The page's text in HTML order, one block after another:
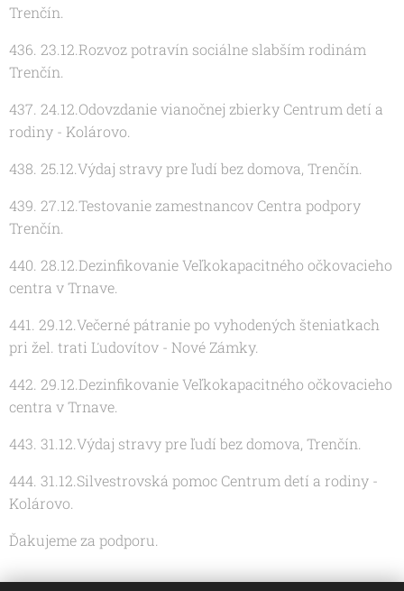
Trenčín.
436. 23.12.Rozvoz potravín sociálne slabším rodinám
Trenčín.
437. 24.12.Odovzdanie vianočnej zbierky Centrum detí a
rodiny - Kolárovo.
438. 25.12.Výdaj stravy pre ľudí bez domova, Trenčín.
439. 27.12.Testovanie zamestnancov Centra podpory
Trenčín.
440. 28.12.Dezinfikovanie Veľkokapacitného očkovacieho
centra v Trnave.
441. 29.12.Večerné pátranie po vyhodených šteniatkach
pri žel. trati Ľudovítov - Nové Zámky.
442. 29.12.Dezinfikovanie Veľkokapacitného očkovacieho
centra v Trnave.
443. 31.12.Výdaj stravy pre ľudí bez domova, Trenčín.
444. 31.12.Silvestrovská pomoc Centrum detí a rodiny -
Kolárovo.
Ďakujeme za podporu.